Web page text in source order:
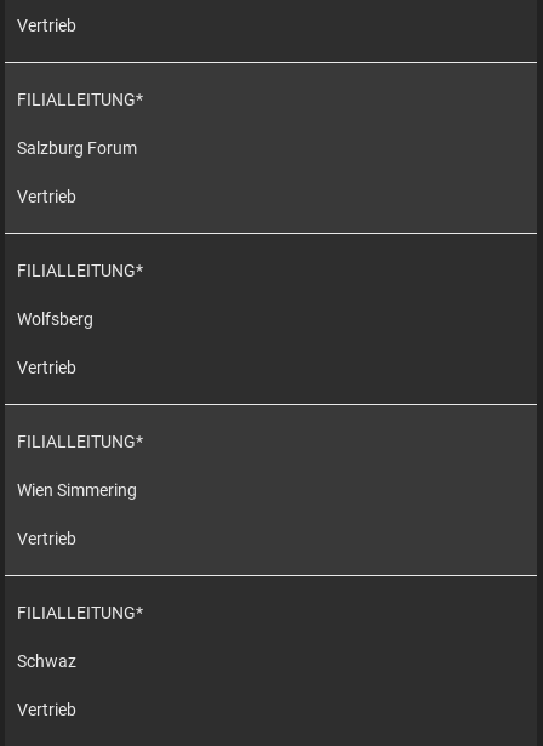
Vertrieb
FILIALLEITUNG*
Salzburg Forum
Vertrieb
FILIALLEITUNG*
Wolfsberg
Vertrieb
FILIALLEITUNG*
Wien Simmering
Vertrieb
FILIALLEITUNG*
Schwaz
Vertrieb